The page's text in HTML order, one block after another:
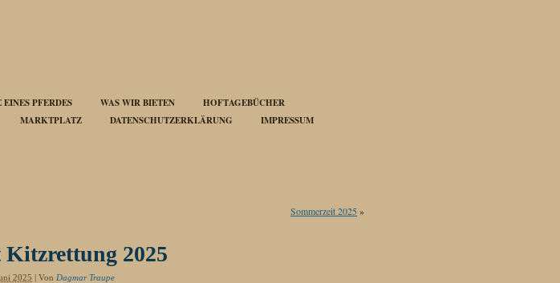
PFERDES WAS WIR BIETEN
HOFTAGEBÜCHER
MARKTPLATZ DATENSCHUTZERKLÄRUNG
IMPRESSUM
Sommerzeit 2025»
2025
2025 | Von Dagmar Traupe